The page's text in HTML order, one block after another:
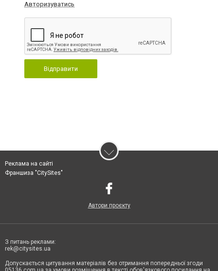
Авторизуватись
Відправити
Реклама на сайті
Франшиза "CitySites"
Автори проєкту
З питань реклами:
rek@citysites.ua
Допускається цитування матеріалів без отримання попередньої згоди